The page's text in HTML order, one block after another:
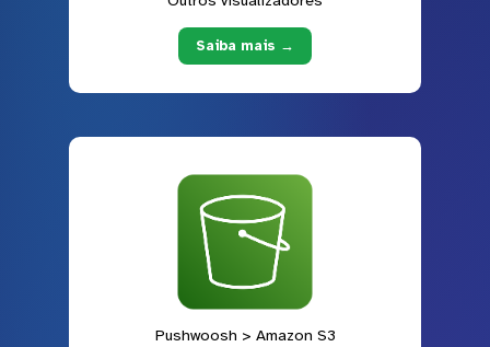
Saiba mais →
Pushwoosh > Amazon S3